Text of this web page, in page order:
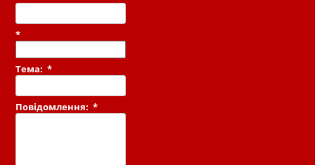
*
Тема:*
Повідомлення:*